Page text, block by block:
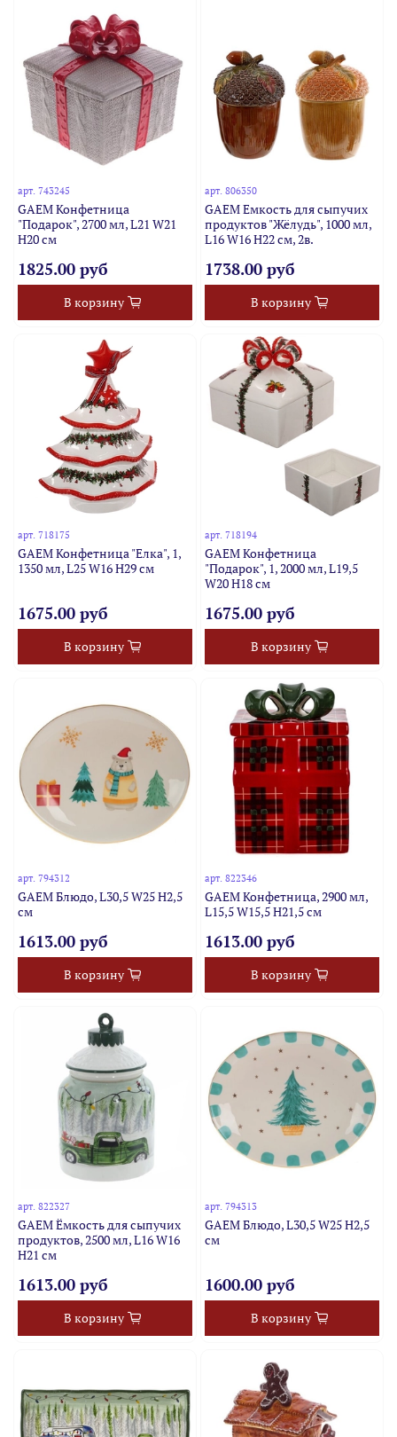
арт.743245
GAEM Конфетница
"Подарок", 2700 мл, L21 W21
H20 см
1825.00 руб
В корзину
арт. 806350
GAEM Емкость для сыпучих
продуктов "Жёлудь", 1000 мл,
L16 W16 H22 см, 2в.
1738.00 руб
В корзину
арт.718175
GAEM Конфетница "Елка", 1,
1350 мл, L25 W16 H29 см
1675.00 руб
В корзину
арт. 718194
GAEM Конфетница
"Подарок", 1, 2000 мл, L19,5
W20 H18 см
1675.00 руб
В корзину
арт.794312
GAEM Блюдо, L30,5 W25 H2,5
см
1613.00 руб
В корзину
арт. 822346
GAEM Конфетница, 2900 мл,
L15,5 W15,5 H21,5 см
1613.00 руб
В корзину
арт.822327
GAEM Ёмкость для сыпучих
продуктов, 2500 мл, L16 W16
H21 см
1613.00 руб
В корзину
арт. 794313
GAEM Блюдо, L30,5 W25 H2,5
см
1600.00 руб
В корзину